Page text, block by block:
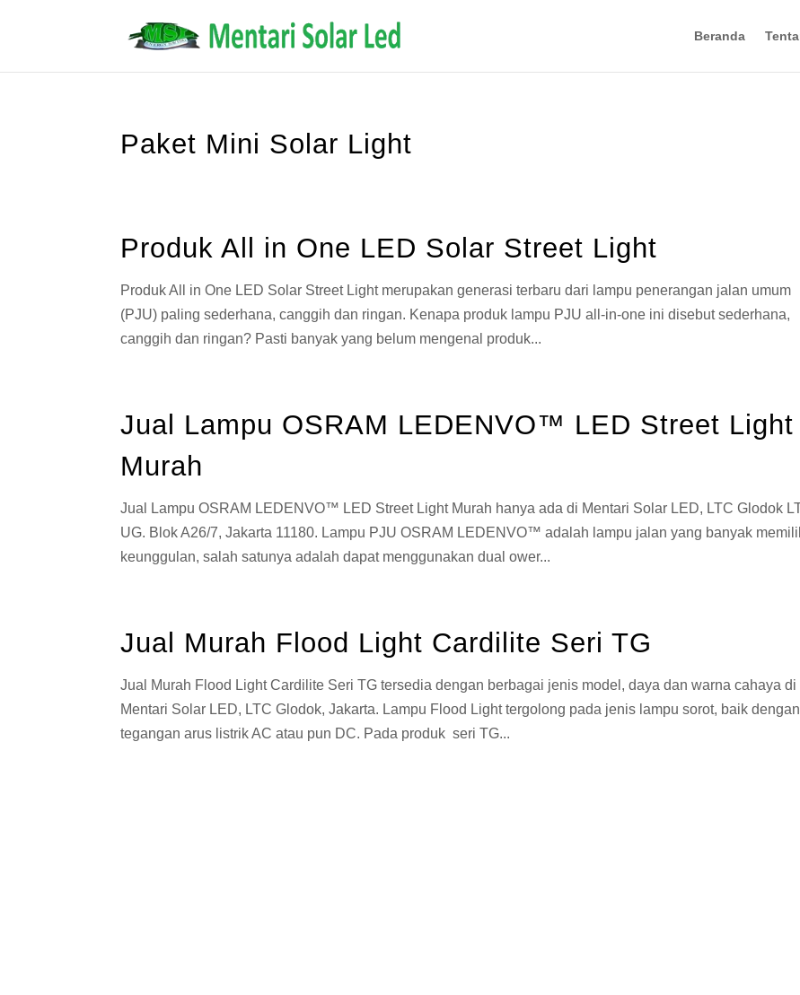
Beranda
Paket Mini Solar Light
Produk All in One LED Solar Street Light
Produk All in One LED Solar Street Light merupakan generasi terbaru dari lampu penerangan jalan umum
(PJU) paling sederhana, canggih dan ringan. Kenapa produk lampu PJU all-in-one ini disebut sederhana,
canggih dan ringan? Pasti banyak yang belum mengenal produk...
Jual Lampu OSRAM LEDENVO™ LED Street Light
Murah
Jual Lampu OSRAM LEDENVO™ LED Street Light Murah hanya ada di Mentari Solar LED, LTC Glodok
UG. Blok A26/7, Jakarta 11180. Lampu PJU OSRAM LEDENVO™ adalah lampu jalan yang banyak
keunggulan, salah satunya adalah dapat menggunakan dual ower...
Jual Murah Flood Light Cardilite Seri TG
Jual Murah Flood Light Cardilite Seri TG tersedia dengan berbagai jenis model, daya dan warna cahaya di
Mentari Solar LED, LTC Glodok, Jakarta. Lampu Flood Light tergolong pada jenis lampu sorot, baik dengan
tegangan arus listrik AC atau pun DC. Pada produk seri TG...